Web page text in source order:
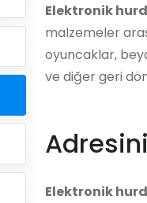
Elektronik
malzemeler
oyuncaklar,
ve diğer geri
Elektronik